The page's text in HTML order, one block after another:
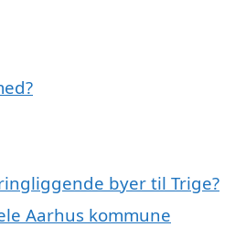
byer til Trige?
Aarhus kommune